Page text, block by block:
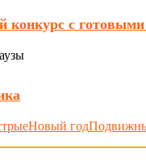
с готовыми
Новый год